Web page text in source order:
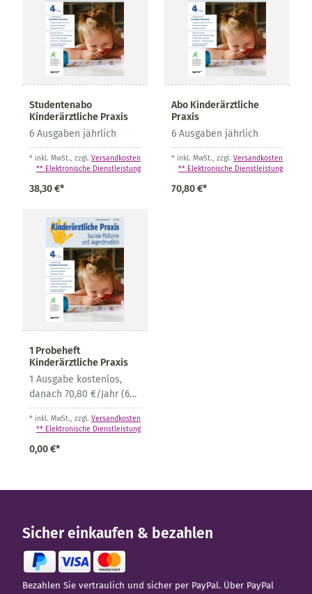
Studentenabo
Kinderärztliche Praxis
38,30 €*
6 Ausgaben jährlich
* inkl. MwSt., zzgl. Versandkosten
** Elektronische Dienstleistung
Abo Kinderärztliche
Praxis
70,80 €*
6 Ausgaben jährlich
* inkl. MwSt., zzgl. Versandkosten
** Elektronische Dienstleistung
1 Probeheft
Kinderärztliche Praxis
0,00 €*
1 Ausgabe kostenlos,
danach 70,80 €/Jahr (6
Ausgaben) inkl. MwSt. u.
Versand innerhalb
Auslandsversand + 4,20
* inkl. MwSt., zzgl. Versandkosten
** Elektronische Dienstleistung
Sicher einkaufen & bezahlen
Bezahlen Sie vertraulich und sicher per PayPal. Über PayPal